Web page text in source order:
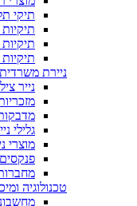
תיקי
ניירת משרדית
נייר
גלילי
מוצרי
טכנולוגיה